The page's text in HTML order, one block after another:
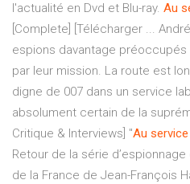
l'actualité en Dvd et Blu-ray. Au
[Complete] [Télécharger ...
espions davantage
par leur mission. La route est
digne de 007 dans un service
absolument certain de la
Critique & Interviews] "Au service
Retour de la série d’espionnage
de la France de Jean-François